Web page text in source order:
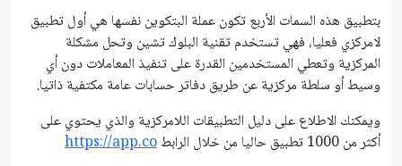
بتطبيق هذه السمات الأربع تكون عملة البتكوين نفسها هي أول تطبيق
لامركزي فعليا، فهي تستخدم تقنية البلوك تشين وتحل مشكلة
المركزية وتعطي المستخدمين القدرة على تنفيذ المعاملات دون أي
وسيط أو سلطة مركزية عن طريق دفاتر حسابات عامة مكتفية ذاتيا.
ويمكنك الاطلاع على دليل التطبيقات اللامركزية والذي يحتوي على
أكثر من 1000 تطبيق حاليا من خلال الرابط
https://app.co